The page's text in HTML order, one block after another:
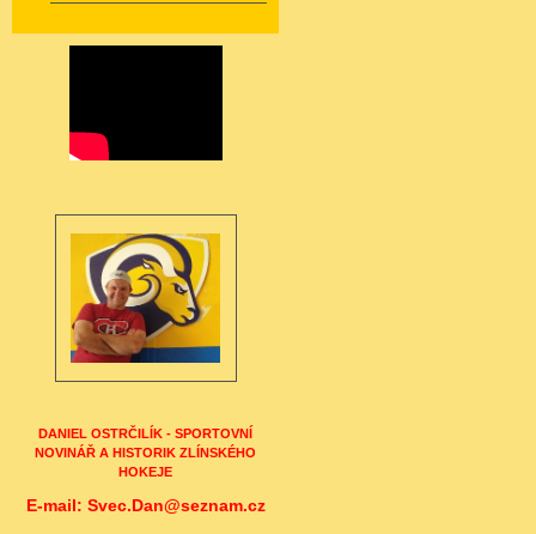
DANIEL OSTRČILÍK - SPORTOVNÍ
NOVINÁŘ A HISTORIK ZLÍNSKÉHO
HOKEJE
E-mail: Svec.Dan@seznam.cz